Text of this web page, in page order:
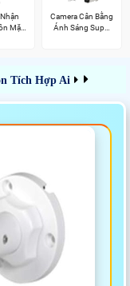
Mặt
Camera Cân Bằng
Ánh Sáng Super
Tích Hợp Ai